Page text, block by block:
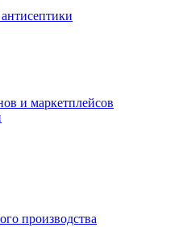
и маркетплейсов
производства